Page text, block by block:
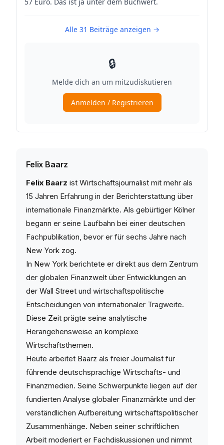
Felix Baarz
Felix Baarz ist Wirtschaftsjournalist mit mehr als
15 Jahren Erfahrung in der Berichterstattung über
internationale Finanzmärkte. Als gebürtiger Kölner
begann er seine Laufbahn bei einer deutschen
Fachpublikation, bevor er für sechs Jahre nach
New York zog.
In New York berichtete er direkt aus dem Zentrum
der globalen Finanzwelt über Entwicklungen an
der Wall Street und wirtschaftspolitische
Entscheidungen von internationaler Tragweite.
Diese Zeit prägte seine analytische
Herangehensweise an komplexe
Wirtschaftsthemen.
Heute arbeitet Baarz als freier Journalist für
führende deutschsprachige Wirtschafts- und
Finanzmedien. Seine Schwerpunkte liegen auf der
fundierten Analyse globaler Finanzmärkte und der
verständlichen Aufbereitung wirtschaftspolitischer
Zusammenhänge. Neben seiner schriftlichen
Arbeit moderiert er Fachdiskussionen und nimmt